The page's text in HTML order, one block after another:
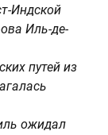
Индской
Иль-де-
путей из
ожидал